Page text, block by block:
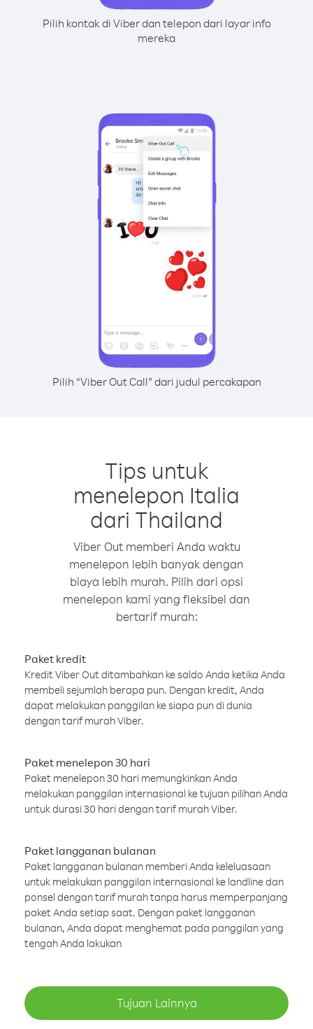
Pilih kontak di Viber dan telepon dari layar info
mereka
Pilih “Viber Out Call” dari judul percakapan
Tips untuk
menelepon Italia
dari Thailand
Viber Out memberi Anda waktu
menelepon lebih banyak dengan
biaya lebih murah. Pilih dari opsi
menelepon kami yang fleksibel dan
bertarif murah:
Paket kredit
Kredit Viber Out ditambahkan ke saldo Anda ketika Anda
membeli sejumlah berapa pun. Dengan kredit, Anda
dapat melakukan panggilan ke siapa pun di dunia
dengan tarif murah Viber.
Paket menelepon 30 hari
Paket menelepon 30 hari memungkinkan Anda
melakukan panggilan internasional ke tujuan pilihan Anda
untuk durasi 30 hari dengan tarif murah Viber.
Paket langganan bulanan
Paket langganan bulanan memberi Anda keleluasaan
untuk melakukan panggilan internasional ke landline dan
ponsel dengan tarif murah tanpa harus memperpanjang
paket Anda setiap saat. Dengan paket langganan
bulanan, Anda dapat menghemat pada panggilan yang
tengah Anda lakukan
Tujuan Lainnya